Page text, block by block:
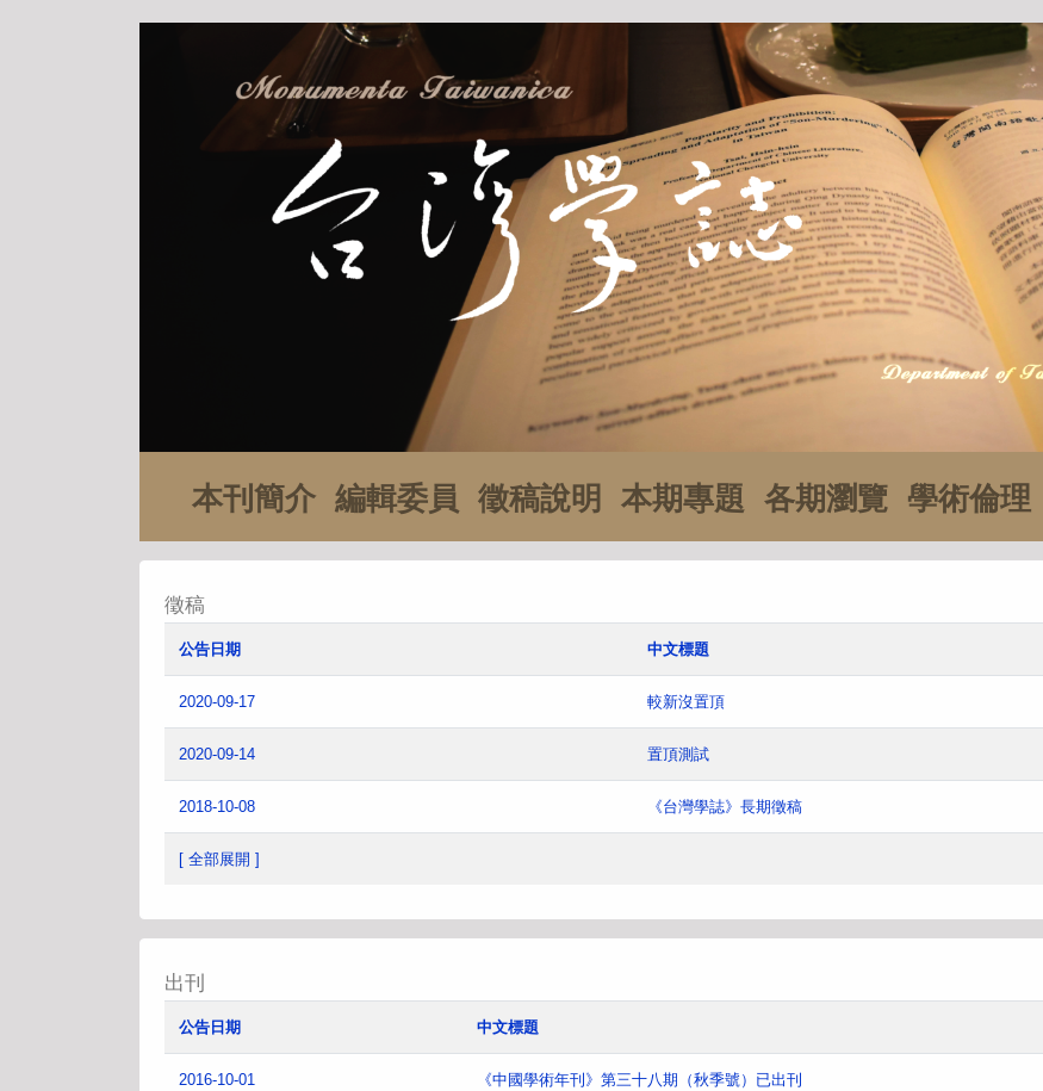
本刊簡介 編輯委員 徵稿說明 本期專題 各期瀏覽 學術倫理
徵稿
公告日期 中文標題
2020-09-17 較新沒置頂
2020-09-14 置頂測試
2018-10-08 《台灣學誌》長期徵稿
[ 全部展開 ]
出刊
公告日期 中文標題
2016-10-01 《中國學術年刊》第三十八期（秋季號）已出刊